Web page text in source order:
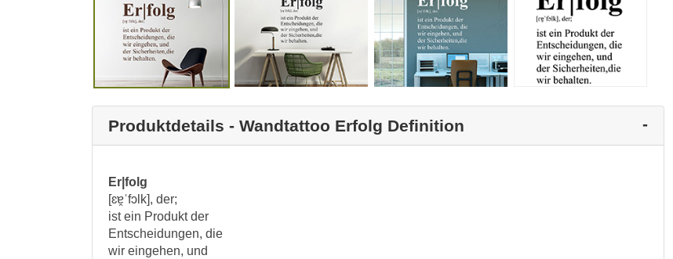
Produktdetails - Wandtattoo Erfolg Definition
Er|folg
[ɛɐ̯ˈfɔlk], der;
ist ein Produkt der
Entscheidungen, die
wir eingehen, und